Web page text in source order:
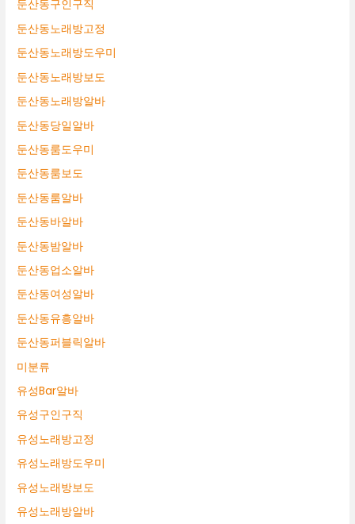
둔산동구인구직
둔산동노래방고정
둔산동노래방도우미
둔산동노래방보도
둔산동노래방알바
둔산동당일알바
둔산동룸도우미
둔산동룸보도
둔산동룸알바
둔산동바알바
둔산동밤알바
둔산동업소알바
둔산동여성알바
둔산동유흥알바
둔산동퍼블릭알바
미분류
유성Bar알바
유성구인구직
유성노래방고정
유성노래방도우미
유성노래방보도
유성노래방알바